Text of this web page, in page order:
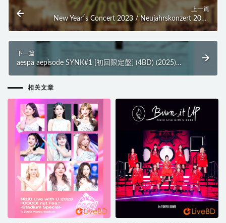
上一篇
New Year′s Concert 2023 / Neujahrskonzert 2023
(2023) BD蓝光原盘 36.5G
下一篇
aespa aepisode SYNK#1 [初回限定盤] (4BD) (2025)
相关文章